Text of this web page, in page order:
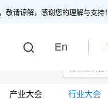
请谅解，感谢您的理解与支持！
En
产业大会 行业大会